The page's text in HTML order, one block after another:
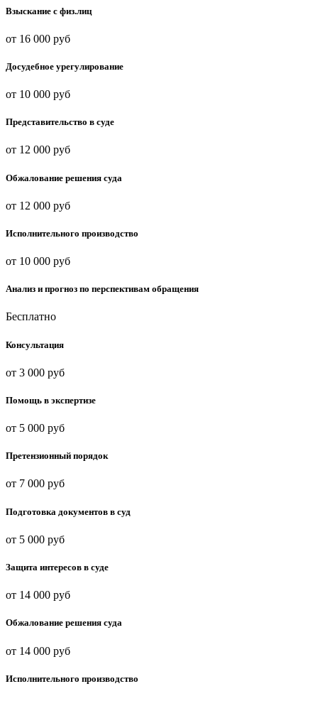
Взыскание с физ.лиц
от 16 000 руб
Досудебное урегулирование
от 10 000 руб
Представительство в суде
от 12 000 руб
Обжалование решения суда
от 12 000 руб
Исполнительного производство
от 10 000 руб
Анализ и прогноз по перспективам обращения
Бесплатно
Консультация
от 3 000 руб
Помощь в экспертизе
от 5 000 руб
Претензионный порядок
от 7 000 руб
Подготовка документов в суд
от 5 000 руб
Защита интересов в суде
от 14 000 руб
Обжалование решения суда
от 14 000 руб
Исполнительного производство